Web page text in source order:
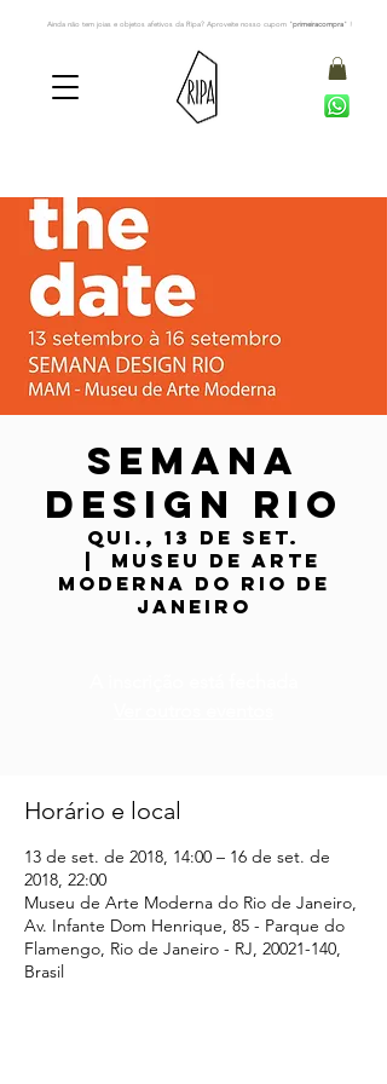
Ainda não tem joias e objetos afetivos da Ripa? Aproveite nosso cupom "primeiracompra" !
Semana
Design Rio
qui., 13 de set.
Museu de Arte
Moderna do Rio de
Janeiro
Horário e local
13 de set. de 2018, 14:00 – 16 de set. de
2018, 22:00
Museu de Arte Moderna do Rio de Janeiro,
Av. Infante Dom Henrique, 85 - Parque do
Flamengo, Rio de Janeiro - RJ, 20021-140,
Brasil